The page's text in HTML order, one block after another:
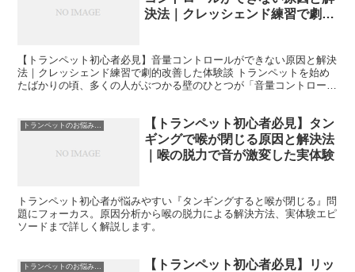
決法｜クレッシェンド練習で劇的
【トランペット初心者必見】音量コントロールができない原因と解決
法｜クレッシェンド練習で劇的改善した体験談 トランペットを始め
たばかりの頃、多くの人がぶつかる壁のひとつが「音量コントロー
トランペットのお悩み解決
【トランペット初心者必見】タン
ギングで喉が閉じる原因と解決法
｜喉の脱力で音が激変した実体験
トランペット初心者が悩みやすい『タンギングすると喉が閉じる』問
題にフォーカス。原因分析から喉の脱力による解決方法、実体験エピ
ソードまで詳しく解説します。
トランペットのお悩み解決
【トランペット初心者必見】リッ